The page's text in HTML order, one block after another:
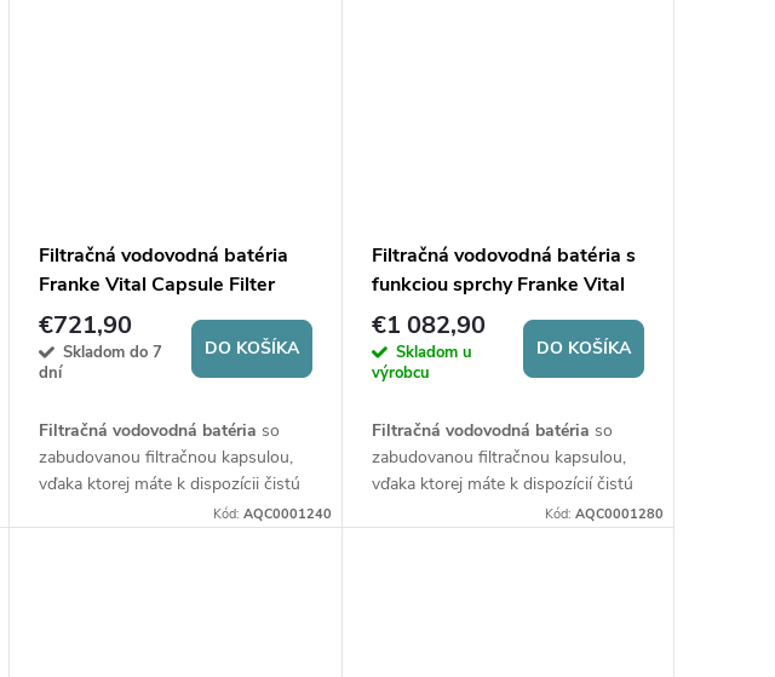
Filtračná vodovodná batéria
Franke Vital Capsule Filter
Tap
€721,90
Skladom do 7
dní
DO KOŠÍKA
Filtračná vodovodná batéria so
zabudovanou filtračnou kapsulou,
vďaka ktorej máte k dispozícii čistú
bez nutnosti
Kód: AQC0001240
Filtračná vodovodná batéria s
funkciou sprchy Franke Vital
Capsule Filter Tap
€1 082,90
Skladom u
výrobcu
DO KOŠÍKA
Filtračná vodovodná batéria so
zabudovanou filtračnou kapsulou,
vďaka ktorej máte k dispozícií čistú
bez nutnosti
Kód: AQC0001280